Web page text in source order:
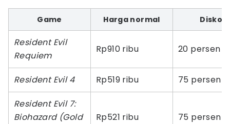
Game Harga normal Diskon
Resident Evil
Requiem
Rp910 ribu 20 persen
Resident Evil 4 Rp519 ribu 75 persen
Resident Evil 7:
Biohazard (Gold
Rp521 ribu 75 persen